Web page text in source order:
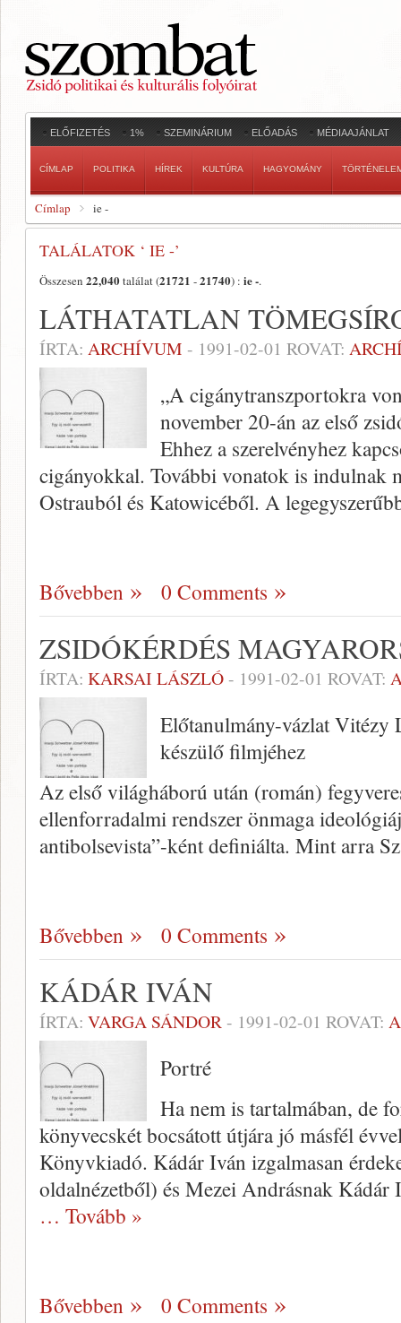
ELŐFIZETÉS 1% SZEMINÁRIUM ELŐADÁS MÉDIAAJÁNLAT
CÍMLAP POLITIKA HÍREK KULTÚRA HAGYOMÁNY
Címlap ie -
TALÁLATOK ‘ IE -’
Összesen 22,040találat (21721 -21740) : ie -.
LÁTHATATLAN
ÍRTA: ARCHÍVUM - 1991-02-01 ROVAT:
„A cigánytranszportokra
november 20-án az első
Ehhez a szerelvényhez
cigányokkal. További vonatok is indulnak
Ostrauból és Katowicéből. A
Bővebben 0 Comments
ZSIDÓKÉRDÉS
ÍRTA: KARSAI LÁSZLÓ- 1991-02-01 ROVAT:
Előtanulmány-vázlat Vitézy
készülő filmjéhez
Az első világháború után (román)
ellenforradalmi rendszer önmaga
antibolsevista”-ként definiálta. Mint arra
Bővebben 0 Comments
KÁDÁR IVÁN
ÍRTA: VARGA SÁNDOR- 1991-02-01 ROVAT:
Portré
Ha nem is tartalmában, de
könyvecskét bocsátott útjára jó másfél
Könyvkiadó. Kádár Iván izgalmasan
oldalnézetből) és Mezei Andrásnak Kádár
… Tovább »
Bővebben 0 Comments